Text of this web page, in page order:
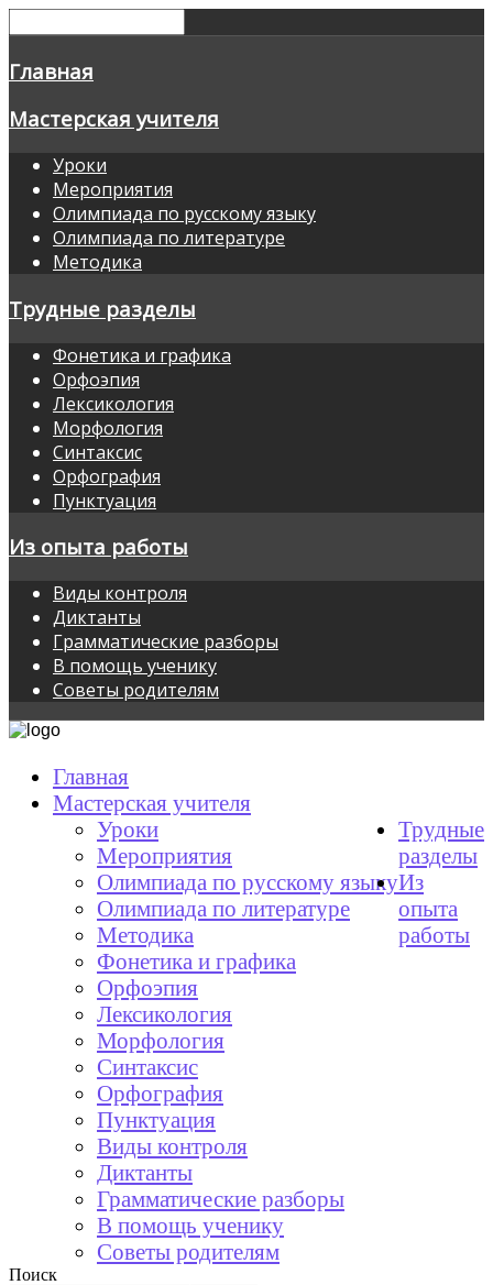
Главная
Мастерская учителя
Уроки
Мероприятия
Олимпиада по русскому языку
Олимпиада по литературе
Методика
Трудные разделы
Фонетика и графика
Орфоэпия
Лексикология
Морфология
Синтаксис
Орфография
Пунктуация
Из опыта работы
Виды контроля
Диктанты
Грамматические разборы
В помощь ученику
Советы родителям
Главная
Мастерская учителя
Уроки
Мероприятия
Олимпиада по русскому языку
Олимпиада по литературе
Методика
Трудные
разделы
Фонетика и графика
Орфоэпия
Лексикология
Морфология
Синтаксис
Орфография
Пунктуация
Из
опыта
работы
Виды контроля
Диктанты
Грамматические разборы
В помощь ученику
Советы родителям
Поиск